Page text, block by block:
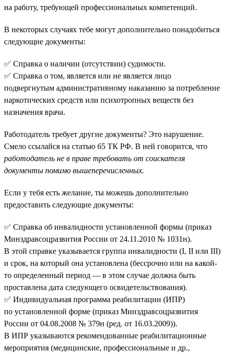
на работу, требующей профессиональных компетенций.
В некоторых случаях тебе могут дополнительно понадобиться
следующие документы:
✅ Справка о наличии (отсутствии) судимости.
✅ Справка о том, является или не является лицо
подвергнутым административному наказанию за потребление
наркотических средств или психотропных веществ без
назначения врача.
Работодатель требует другие документы? Это нарушение.
Смело ссылайся на статью 65 ТК РФ. В ней говорится, что
работодатель не в праве требовать от соискателя
документы помимо вышеперечисленных.
Если у тебя есть желание, ты можешь дополнительно
предоставить следующие документы:
✅ Справка об инвалидности установленной формы (приказ
Минздравсоцразвития России от 24.11.2010 № 1031н).
В этой справке указывается группа инвалидности (I, II или III)
и срок, на который она установлена (бессрочно или на какой-
то определенный период — в этом случае должна быть
проставлена дата следующего освидетельствования).
✅ Индивидуальная программа реабилитации (ИПР)
по установленной форме (приказ Минздравсоцразвития
России от 04.08.2008 № 379н (ред. от 16.03.2009)).
В ИПР указываются рекомендованные реабилитационные
мероприятия (медицинские, профессиональные и др.,